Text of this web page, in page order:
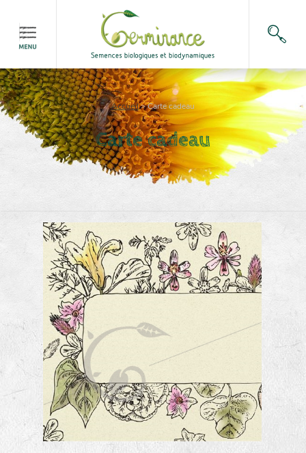
Accueil>Carte cadeau
Carte cadeau